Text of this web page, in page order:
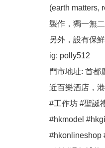
(earth matters,
製作，獨一無
另外，設有保
ig: polly512
門市地址: 首都
近百樂酒店，港
#工作坊 #聖誕
#hkmodel
#hkonlineshop